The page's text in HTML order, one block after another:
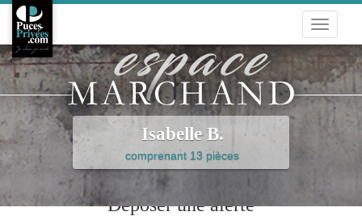
Toggle
Isabelle B.
comprenant 13 pièces
Déposer une alerte